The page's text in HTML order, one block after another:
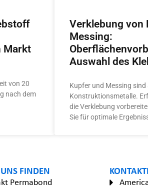
Markt
von 20
nach dem
Verklebung von
Messing:
Auswahl des
Kupfer und Messing
Konstruktionsmetalle.
die Verklebung
Sie für optimale
FINDEN
Permabond